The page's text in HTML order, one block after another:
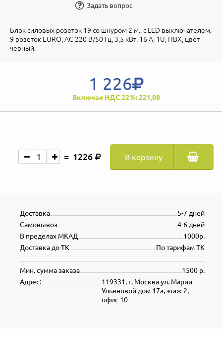
Задать вопрос
Блок силовых розеток 19 со шнуром 2 м., с LED выключателем,
9 розеток EURO, AC 220 В/50 Гц, 3,5 кВт, 16 А, 1U, ПВХ, цвет
черный.
1 226
Включая НДС 22%: 221,08
1226 В корзину
5-7 дней
Доставка
4-6 дней
Самовывоз
1000р.
В пределах МКАД
По тарифам ТК
Доставка до ТК
1500 р.
Мин. сумма заказа
119331, г. Москва ул. Марии
Ульяновой дом 17а, этаж 2,
офис 10
Адрес: